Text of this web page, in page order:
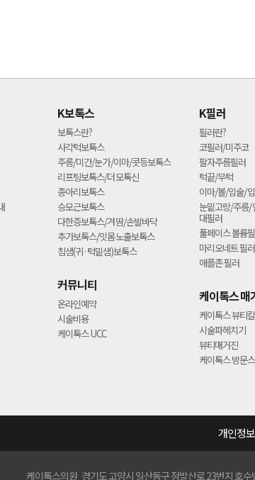
K보톡스
보톡스란?
사각턱보톡스
주름/미간/눈가/이마/콧등보톡스
리프팅보톡스/더모톡신
종아리보톡스
승모근보톡스
다한증보톡스/겨땀/손발바닥
추가보톡스/잇몸노출보톡스
침샘(귀·턱밑샘)보톡스
커뮤니티
온라인예약
시술비용
케이톡스 UCC
K필러
필러란?
코필러/미주코
팔자주름필러
턱끝/무턱
이마/볼/입술/
눈밑고랑/주름
대필러
풀페이스 볼륨
마리오네트 필러
애플존 필러
케이톡스 매
케이톡스 뷰티
시술파헤치기
뷰티매거진
케이톡스 방문
개인정
케이톡스의원 경기도 고양시 일산동구 정발산로 23번지 호